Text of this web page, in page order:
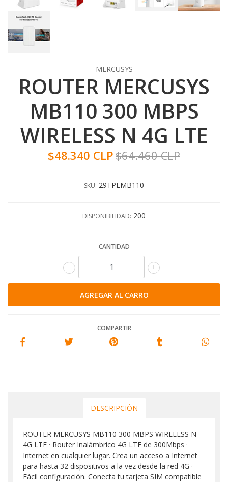
MERCUSYS
ROUTER MERCUSYS
MB110 300 MBPS
WIRELESS N 4G LTE
$48.340 CLP$64.460 CLP
SKU: 29TPLMB110
DISPONIBILIDAD: 200
CANTIDAD
+
-
COMPARTIR
DESCRIPCIÓN
ROUTER MERCUSYS MB110 300 MBPS WIRELESS N
4G LTE · Router Inalámbrico 4G LTE de 300Mbps ·
Internet en cualquier lugar. Crea un acceso a Internet
para hasta 32 dispositivos a la vez desde la red 4G ·
Fácil configuración. Conecta tu tarjeta SIM compatible